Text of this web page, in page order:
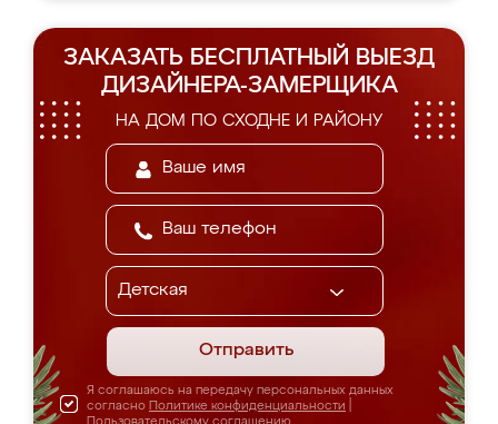
ЗАКАЗАТЬ БЕСПЛАТНЫЙ ВЫЕЗД
ДИЗАЙНЕРА-ЗАМЕРЩИКА
НА ДОМ ПО СХОДНЕ И РАЙОНУ
Отправить
Я соглашаюсь на передачу персональных данных
согласно Политике конфиденциальности
Пользовательскому соглашению